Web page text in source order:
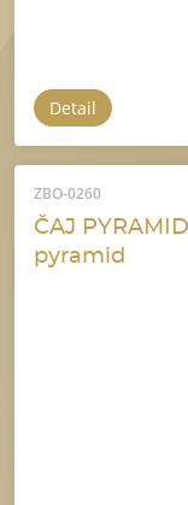
Detail
ZBO-0260
ČAJ
pyramid